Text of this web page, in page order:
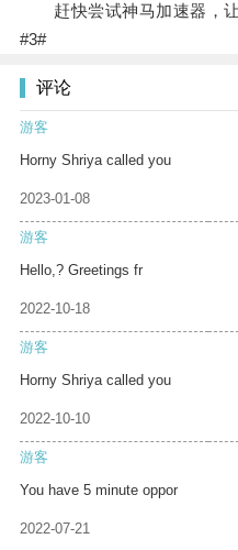
赶快尝试神马加速器，让
#3#
评论
游客
Horny Shriya called you
2023-01-08
游客
Hello,? Greetings fr
2022-10-18
游客
Horny Shriya called you
2022-10-10
游客
You have 5 minute oppor
2022-07-21